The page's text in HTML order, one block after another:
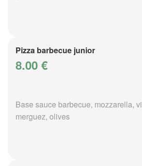
Pizza barbecue junior
8.00 €
Base sauce barbecue, mozzarella,
merguez, olives